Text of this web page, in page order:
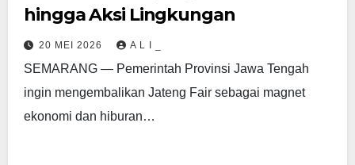
hingga Aksi Lingkungan
20 MEI 2026 A L I _
SEMARANG — Pemerintah Provinsi Jawa Tengah
ingin mengembalikan Jateng Fair sebagai magnet
ekonomi dan hiburan…